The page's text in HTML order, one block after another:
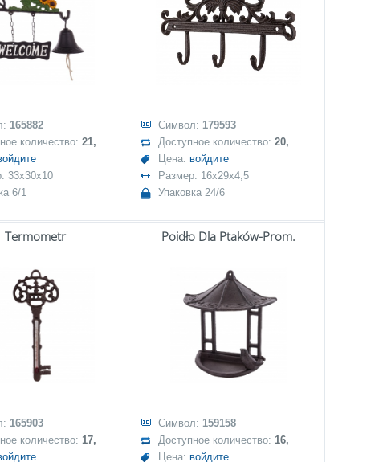
165882
количество: 21,
33x30x10
6/1
Символ: 179593
Доступное количество: 20,
Цена: войдите
Размер: 16x29x4,5
Упаковка 24/6
Termometr
165903
количество: 17,
Poidło Dla Ptaków-Prom.
Символ: 159158
Доступное количество: 16,
Цена: войдите